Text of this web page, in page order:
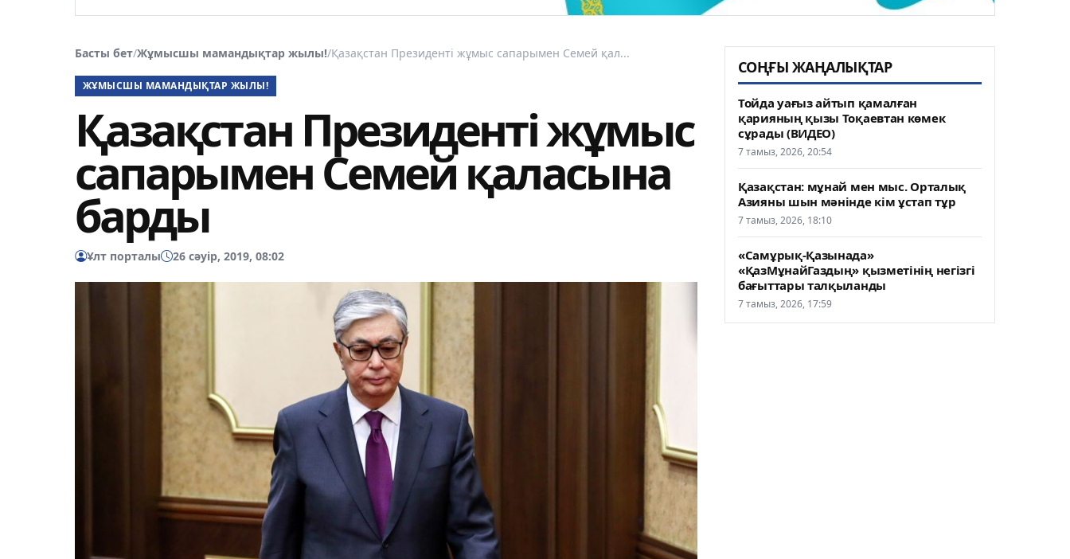
Басты бет/Жұмысшы мамандықтар жылы!/Қазақстан Президенті жұмыс сапарымен Семей қал...
ЖҰМЫСШЫ МАМАНДЫҚТАР ЖЫЛЫ!
Қазақстан Президенті жұмыс
сапарымен Семей қаласына
барды
Ұлт порталы 26 сәуір, 2019, 08:02
СОҢҒЫ ЖАҢАЛЫҚТАР
Тойда уағыз айтып қамалған
қарияның қызы Тоқаевтан көмек
сұрады (ВИДЕО)
7 тамыз, 2026, 20:54
Қазақстан: мұнай мен мыс. Орталық
Азияны шын мәнінде кім ұстап тұр
7 тамыз, 2026, 18:10
«Самұрық-Қазынада»
«ҚазМұнайГаздың» қызметінің негізгі
бағыттары талқыланды
7 тамыз, 2026, 17:59